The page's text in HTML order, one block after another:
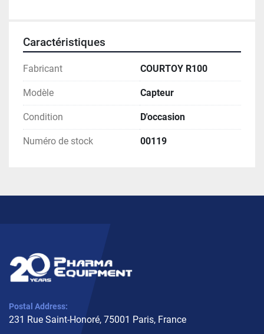
Caractéristiques
Fabricant COURTOY R100
Modèle Capteur
Condition D'occasion
Numéro de stock 00119
Postal Address:
231 Rue Saint-Honoré, 75001 Paris, France